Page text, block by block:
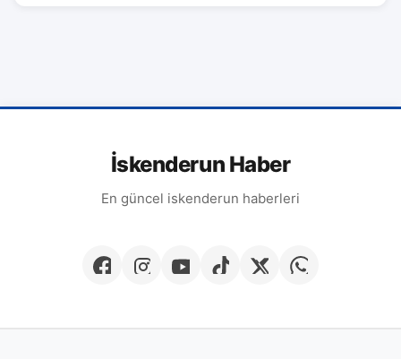
İskenderun Haber
En güncel iskenderun haberleri